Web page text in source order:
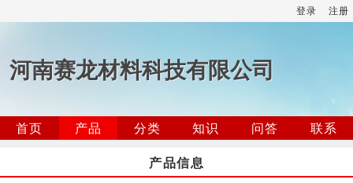
登录 注册
河南赛龙材料科技有限公司
首页 产品 分类 知识 问答
联系
产品信息